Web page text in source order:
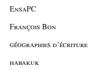
EnsaPC
François Bon
géographies d’écriture
habakuk